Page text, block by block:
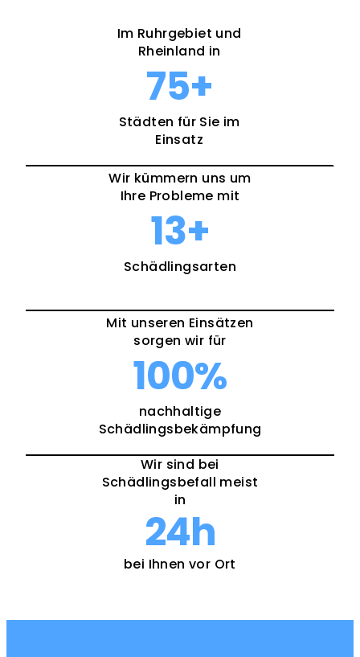
Im Ruhrgebiet und
Rheinland in
75+
Städten für Sie im
Einsatz
Wir kümmern uns um
Ihre Probleme mit
13+
Schädlingsarten
Mit unseren Einsätzen
sorgen wir für
100%
nachhaltige
Schädlingsbekämpfung
Wir sind bei
Schädlingsbefall meist
in
24h
bei Ihnen vor Ort